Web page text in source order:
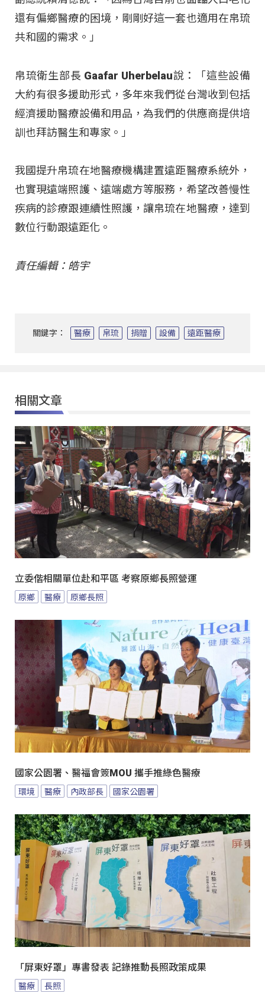
還有偏鄉醫療的困境，剛剛好這一套也適用在帛琉
共和國的需求。」
帛琉衛生部長 Gaafar Uherbelau說：「這些設備
大約有很多援助形式，多年來我們從台灣收到包括
經濟援助醫療設備和用品，為我們的供應商提供培
訓也拜訪醫生和專家。」
我國提升帛琉在地醫療機構建置遠距醫療系統外，
也實現遠端照護、遠端處方等服務，希望改善慢性
疾病的診療跟連續性照護，讓帛琉在地醫療，達到
數位行動跟遠距化。
責任編輯：皓宇
關鍵字： 醫療 帛琉 捐贈 設備 遠距醫療
相關文章
立委偕相關單位赴和平區 考察原鄉長照營運
原鄉 醫療 原鄉長照
國家公園署、醫福會簽MOU 攜手推綠色醫療
環境 醫療 內政部長 國家公園署
「屏東好罩」專書發表 記錄推動長照政策成果
醫療 長照